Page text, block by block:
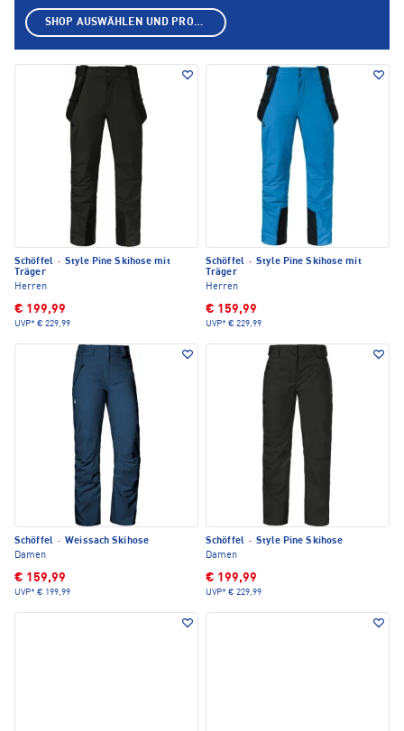
Schöffel · Style Pine Skihose mit
Träger
Herren
€ 199,99
UVP* € 229,99
Schöffel · Style Pine Skihose mit
Träger
Herren
€ 159,99
UVP* € 229,99
Schöffel · Weissach Skihose
Damen
€ 159,99
UVP* € 199,99
Schöffel · Style Pine Skihose
Damen
€ 199,99
UVP* € 229,99
SHOP AUSWÄHLEN UND PRODUKTE ANZEIGEN